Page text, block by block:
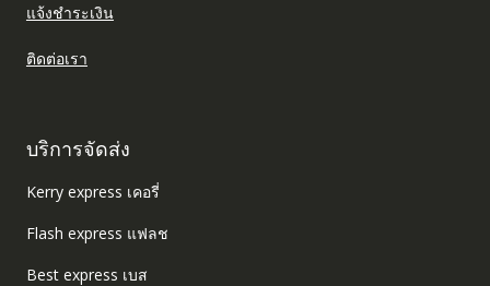
แจ้งชำระเงิน
ติดต่อเรา
บริการจัดส่ง
Kerry express เคอรี่
Flash express แฟลช
Best express เบส